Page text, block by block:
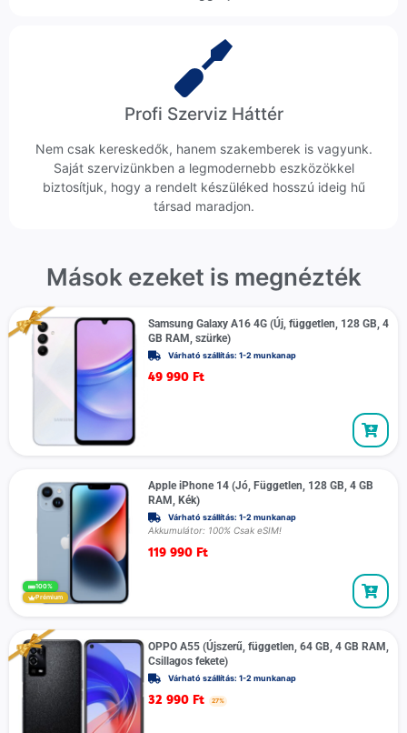
Profi Szerviz Háttér
Nem csak kereskedők, hanem szakemberek is vagyunk.
Saját szervizünkben a legmodernebb eszközökkel
biztosítjuk, hogy a rendelt készüléked hosszú ideig hű
társad maradjon.
Mások ezeket is megnézték
Samsung Galaxy A16 4G (Új, független, 128 GB, 4
GB RAM, szürke)
Várható szállítás: 1-2 munkanap
49 990 Ft
100%
Prémium
Apple iPhone 14 (Jó, Független, 128 GB, 4 GB
RAM, Kék)
Várható szállítás: 1-2 munkanap
Akkumulátor: 100% Csak eSIM!
119 990 Ft
OPPO A55 (Újszerű, független, 64 GB, 4 GB RAM,
Csillagos fekete)
Várható szállítás: 1-2 munkanap
32 990 Ft 27%